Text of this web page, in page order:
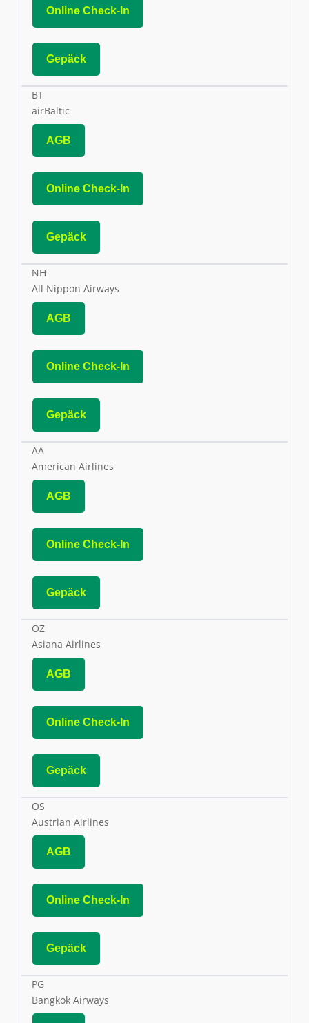
Online Check-In
Gepäck
BT
airBaltic
AGB
Online Check-In
Gepäck
NH
All Nippon Airways
AGB
Online Check-In
Gepäck
AA
American Airlines
AGB
Online Check-In
Gepäck
OZ
Asiana Airlines
AGB
Online Check-In
Gepäck
OS
Austrian Airlines
AGB
Online Check-In
Gepäck
PG
Bangkok Airways